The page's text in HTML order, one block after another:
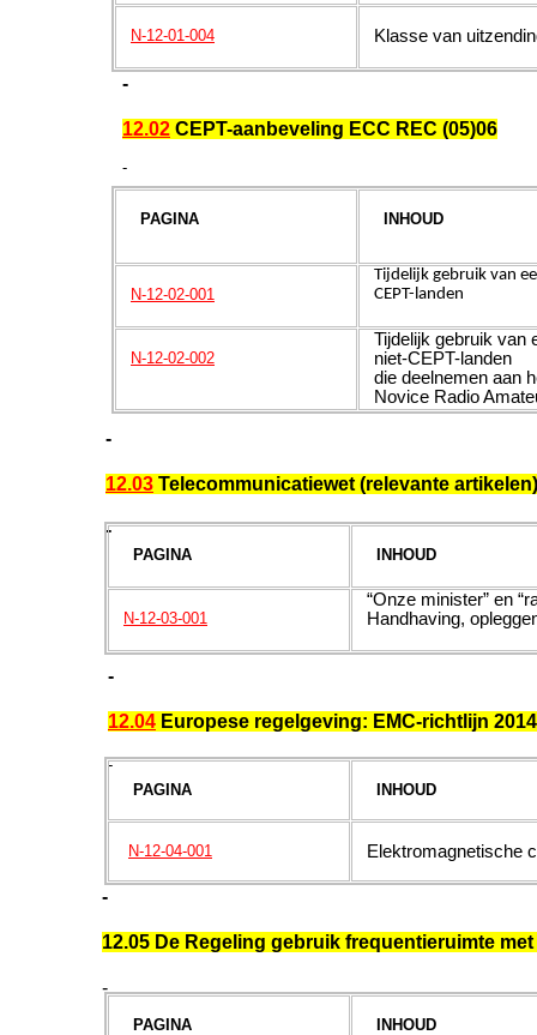
N-12-01-004 Klasse van
-
12.02 CEPT-aanbeveling ECC REC (05)06
-
PAGINA INHOUD
N-12-02-001
Tijdelijk gebruik van
CEPT-landen
N-12-02-002
Tijdelijk gebruik van
niet-CEPT-landen
die deelnemen aan
Novice Radio
-
12.03 Telecommunicatiewet (relevante artikelen)
-
PAGINA INHOUD
N-12-03-001
“Onze minister” en
Handhaving,
-
12.04 Europese regelgeving: EMC-richtlijn
-
PAGINA
INHOUD
N-12-04-001 Elektromagnetische
-
12.05 De Regeling gebruik frequentieruimte
-
PAGINA INHOUD